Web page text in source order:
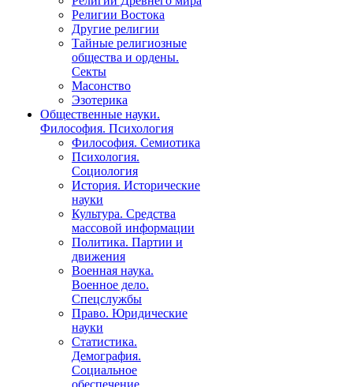
Религии Востока
Другие религии
Тайные религиозные
общества и ордены.
Секты
Масонство
Эзотерика
Общественные науки.
Философия. Психология
Философия. Семиотика
Психология.
Социология
История. Исторические
науки
Культура. Средства
массовой информации
Политика. Партии и
движения
Военная наука.
Военное дело.
Спецслужбы
Право. Юридические
науки
Статистика.
Демография.
Социальное
обеспечение